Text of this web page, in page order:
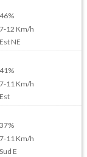
46%
7-12 Km/h
Est NE
41%
7-11 Km/h
Est
37%
7-11 Km/h
Sud E